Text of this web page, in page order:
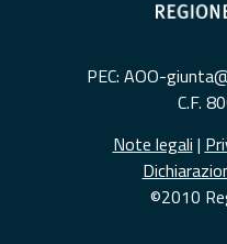
PEC: AOO-
C.F.
Note legali |
©2010